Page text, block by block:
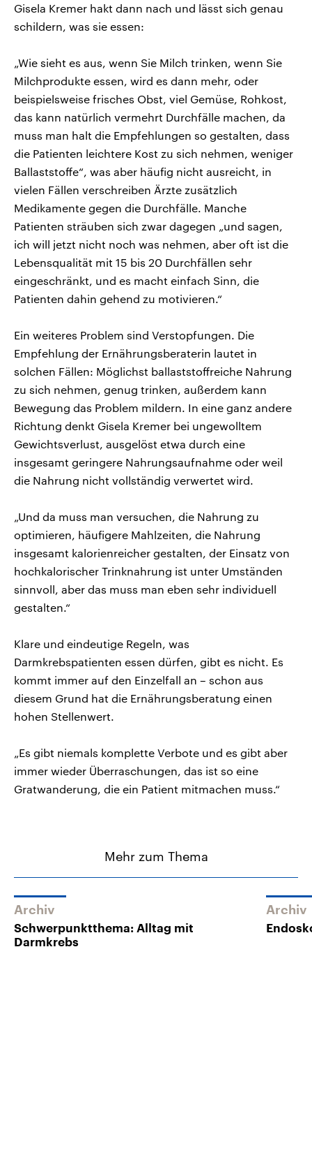
Gisela Kremer hakt dann nach und lässt sich genau
schildern, was sie essen:
„Wie sieht es aus, wenn Sie Milch trinken, wenn Sie
Milchprodukte essen, wird es dann mehr, oder
beispielsweise frisches Obst, viel Gemüse, Rohkost,
das kann natürlich vermehrt Durchfälle machen, da
muss man halt die Empfehlungen so gestalten, dass
die Patienten leichtere Kost zu sich nehmen, weniger
Ballaststoffe“, was aber häufig nicht ausreicht, in
vielen Fällen verschreiben Ärzte zusätzlich
Medikamente gegen die Durchfälle. Manche
Patienten sträuben sich zwar dagegen „und sagen,
ich will jetzt nicht noch was nehmen, aber oft ist die
Lebensqualität mit 15 bis 20 Durchfällen sehr
eingeschränkt, und es macht einfach Sinn, die
Patienten dahin gehend zu motivieren.“
Ein weiteres Problem sind Verstopfungen. Die
Empfehlung der Ernährungsberaterin lautet in
solchen Fällen: Möglichst ballaststoffreiche Nahrung
zu sich nehmen, genug trinken, außerdem kann
Bewegung das Problem mildern. In eine ganz andere
Richtung denkt Gisela Kremer bei ungewolltem
Gewichtsverlust, ausgelöst etwa durch eine
insgesamt geringere Nahrungsaufnahme oder weil
die Nahrung nicht vollständig verwertet wird.
„Und da muss man versuchen, die Nahrung zu
optimieren, häufigere Mahlzeiten, die Nahrung
insgesamt kalorienreicher gestalten, der Einsatz von
hochkalorischer Trinknahrung ist unter Umständen
sinnvoll, aber das muss man eben sehr individuell
gestalten.“
Klare und eindeutige Regeln, was
Darmkrebspatienten essen dürfen, gibt es nicht. Es
kommt immer auf den Einzelfall an – schon aus
diesem Grund hat die Ernährungsberatung einen
hohen Stellenwert.
„Es gibt niemals komplette Verbote und es gibt aber
immer wieder Überraschungen, das ist so eine
Gratwanderung, die ein Patient mitmachen muss.“
Mehr zum Thema
Archiv
Schwerpunktthema: Alltag mit
Darmkrebs
Archiv